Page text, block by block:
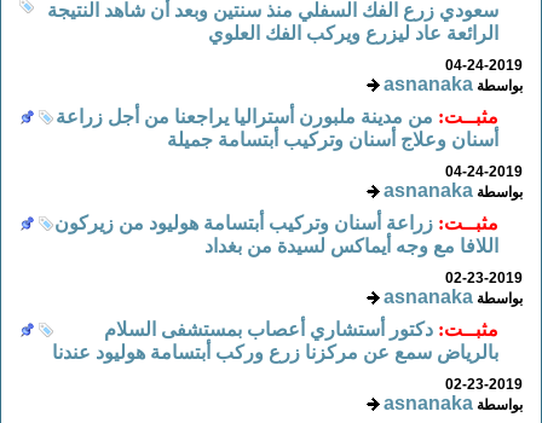
سعودي زرع الفك السفلي منذ سنتين وبعد أن شاهد النتيجة
الرائعة عاد ليزرع ويركب الفك العلوي
04-24-2019
بواسطةasnanaka
مثبــت:
من مدينة ملبورن أستراليا يراجعنا من أجل زراعة
أسنان وعلاج أسنان وتركيب أبتسامة جميلة
04-24-2019
بواسطةasnanaka
مثبــت: زراعة أسنان وتركيب أبتسامة هوليود من زيركون
اللافا مع وجه أيماكس لسيدة من بغداد
02-23-2019
بواسطةasnanaka
مثبــت: دكتور أستشاري أعصاب بمستشفى السلام
بالرياض سمع عن مركزنا زرع وركب أبتسامة هوليود عندنا
02-23-2019
بواسطةasnanaka